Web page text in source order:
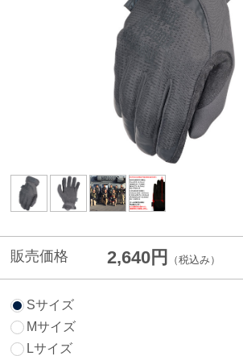
販売価格 2,640円 （税込み）
Sサイズ
Mサイズ
Lサイズ